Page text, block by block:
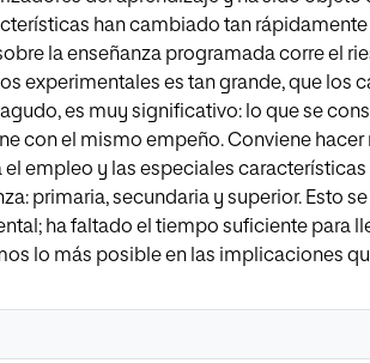
han cambiado tan
la enseñanza programada corre el
experimentales es tan grande, que los
es muy significativo: lo que se
con el mismo empeño. Conviene
empleo y las especiales
primaria, secundaria y superior. Esto
ha faltado el tiempo suficiente para
lo más posible en las implicaciones